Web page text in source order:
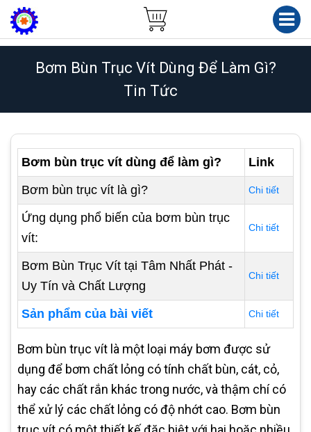
Bơm Bùn Trục Vít Dùng Để Làm Gì?
Tin Tức
Bơm bùn trục vít dùng để làm gì?
Link
Bơm bùn trục vít là gì?
Chi tiết
Ứng dụng phổ biến của bơm bùn trục
vít:
Chi tiết
Bơm Bùn Trục Vít tại Tâm Nhất Phát -
Uy Tín và Chất Lượng
Chi tiết
Sản phẩm của bài viết Chi tiết
Bơm bùn trục vít là một loại máy bơm được sử
dụng để bơm chất lỏng có tính chất bùn, cát, cỏ,
hay các chất rắn khác trong nước, và thậm chí có
thể xử lý các chất lỏng có độ nhớt cao. Bơm bùn